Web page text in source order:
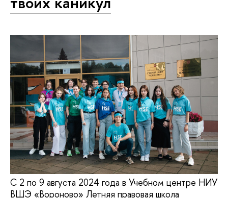
С 2 по 9 августа 2024 года в Учебном центре НИУ
ВШЭ «Вороново» Летняя правовая школа